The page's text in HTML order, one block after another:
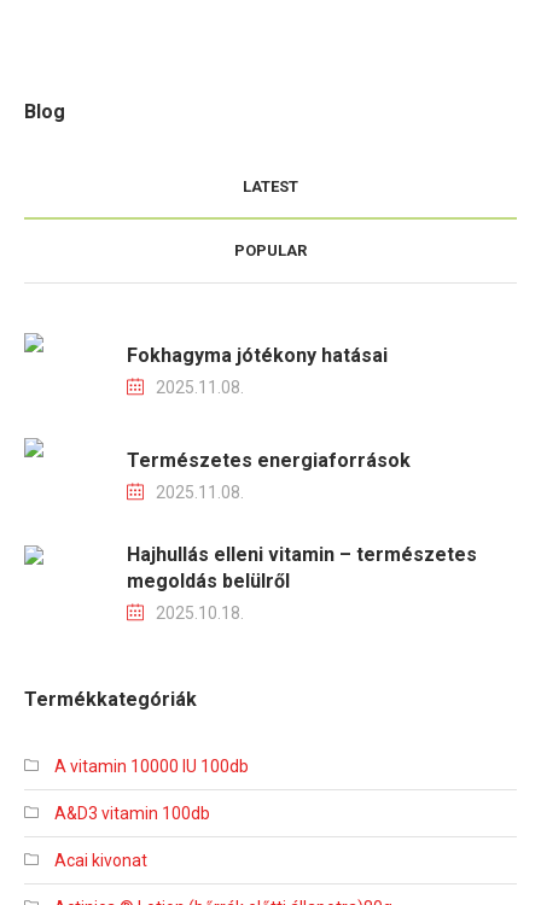
Blog
LATEST
POPULAR
Fokhagyma jótékony hatásai
2025.11.08.
Természetes energiaforrások
2025.11.08.
Hajhullás elleni vitamin – természetes
megoldás belülről
2025.10.18.
Termékkategóriák
A vitamin 10000 IU 100db
A&D3 vitamin 100db
Acai kivonat